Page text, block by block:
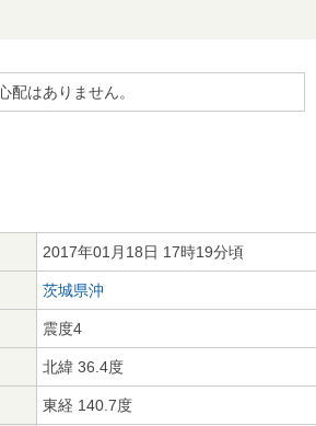
配はありません。
2017年01月18日 17時19分頃
茨城県沖
震度4
北緯 36.4度
東経 140.7度